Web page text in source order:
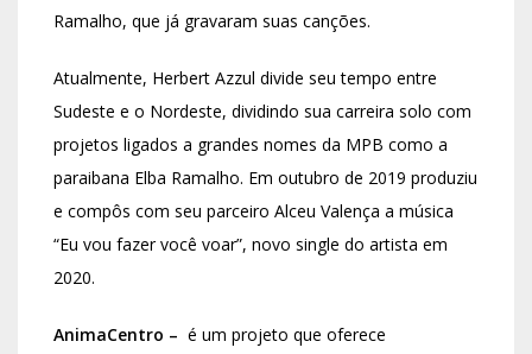
Ramalho, que já gravaram suas canções.
Atualmente, Herbert Azzul divide seu tempo entre
Sudeste e o Nordeste, dividindo sua carreira solo com
projetos ligados a grandes nomes da MPB como a
paraibana Elba Ramalho. Em outubro de 2019 produziu
e compôs com seu parceiro Alceu Valença a música
“Eu vou fazer você voar”, novo single do artista em
2020.
AnimaCentro – é um projeto que oferece